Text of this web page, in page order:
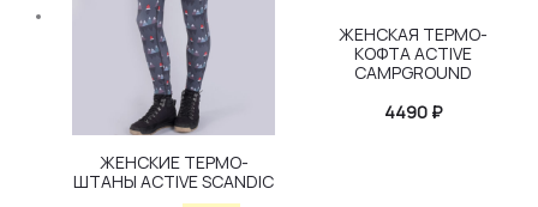
ЖЕНСКИЕ ТЕРМО-
ШТАНЫ ACTIVE SCANDIC
ЖЕНСКАЯ ТЕРМО-
КОФТА ACTIVE
CAMPGROUND
4490 ₽